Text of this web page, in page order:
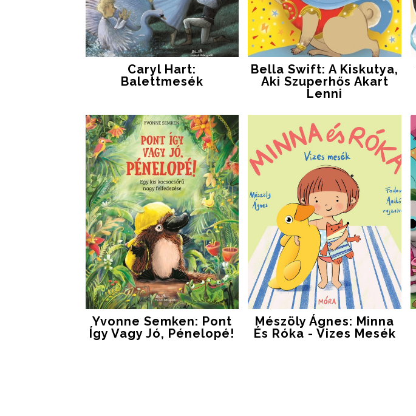
Caryl Hart:
Balettmesék
Bella Swift: A Kiskutya,
Aki Szuperhős Akart
Lenni
Yvonne Semken: Pont
Így Vagy Jó, Pénelopé!
Mészöly Ágnes: Minna
És Róka - Vizes Mesék